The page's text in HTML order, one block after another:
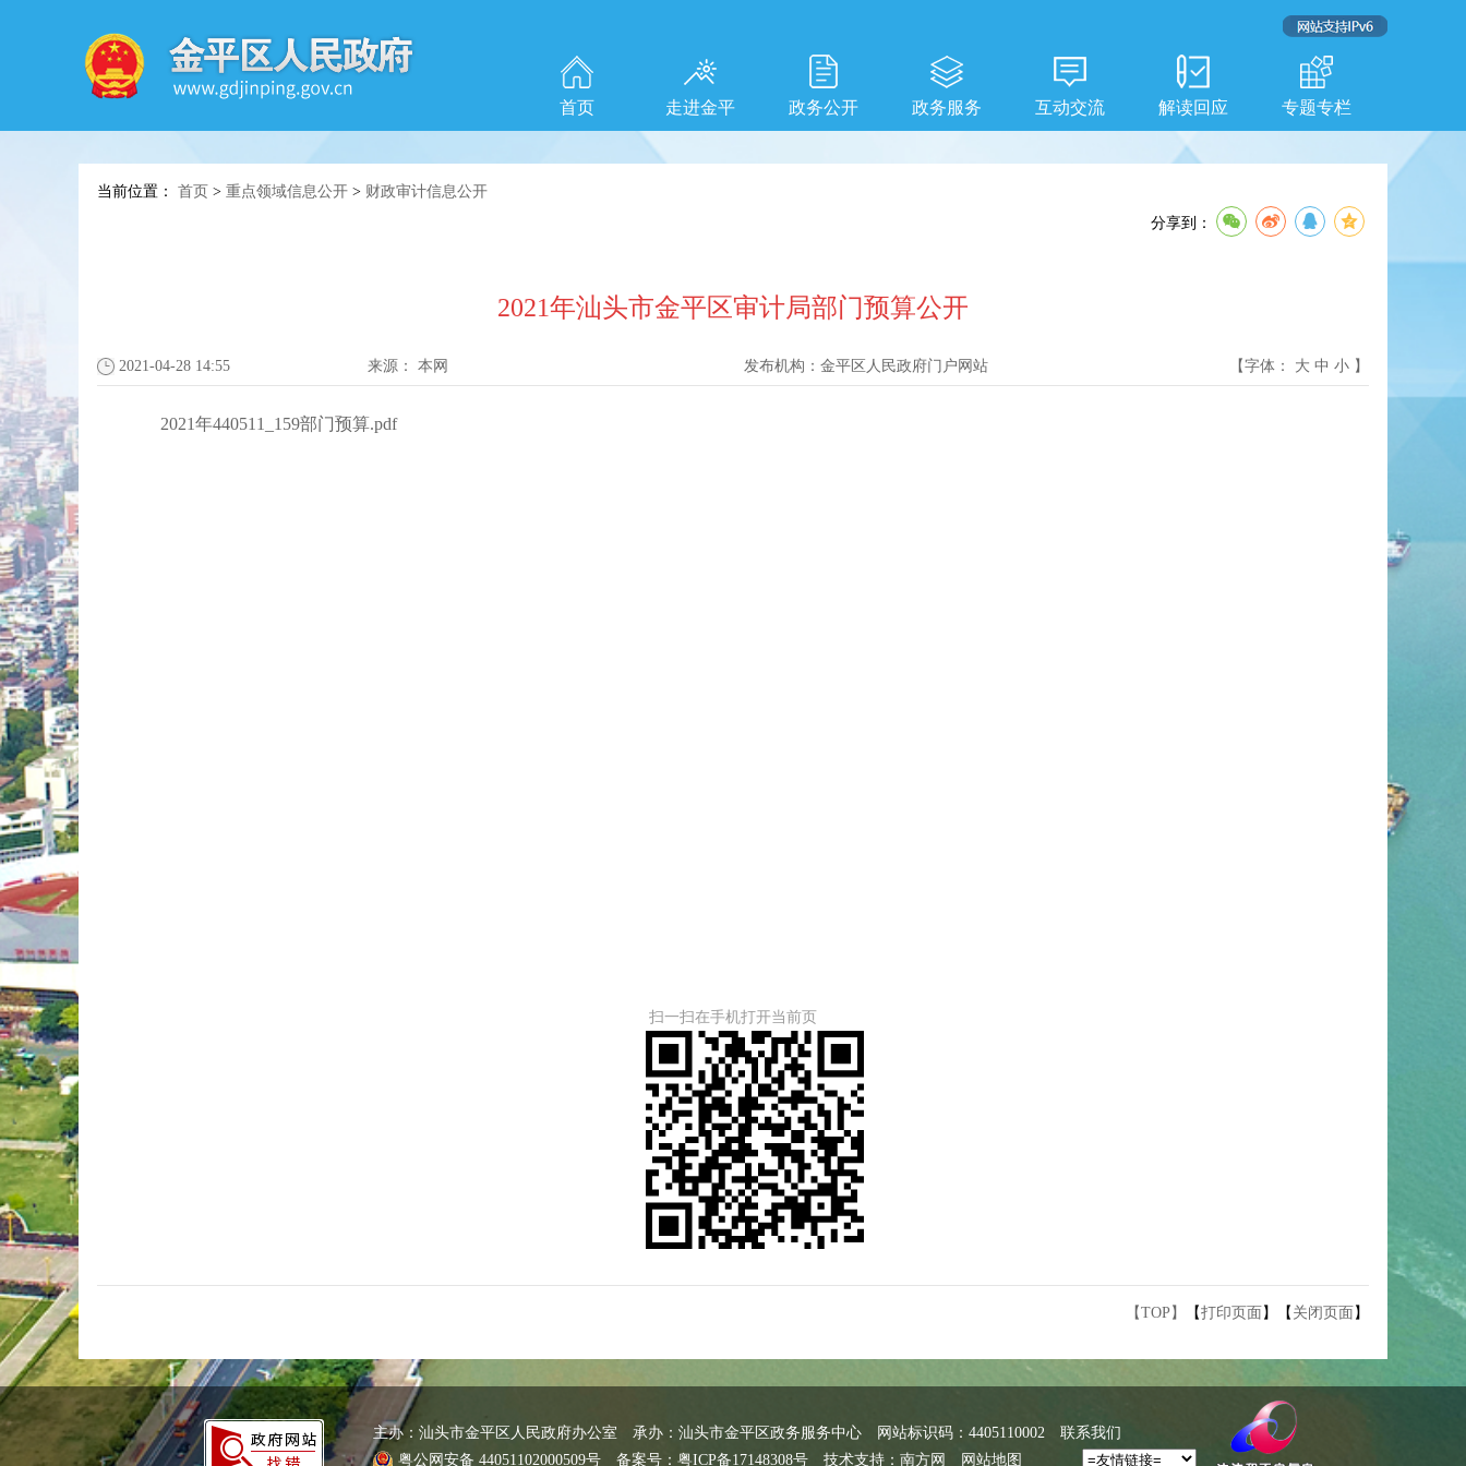
首页 走进金平 政务公开 政务服务 互动交流 解读回应 专题专栏
当前位置： 首页 > 重点领域信息公开 > 财政审计信息公开
分享到：
2021年汕头市金平区审计局部门预算公开
2021-04-28 14:55 来源： 本网 发布机构： 金平区人民政府门户网站 【字体： 大 中 小 】
2021年440511_159部门预算.pdf
扫一扫在手机打开当前页
【TOP】 【打印页面 】【 关闭页面 】
主办：汕头市金平区人民政府办公室 承办：汕头市金平区政务服务中心 网站标识码：4405110002
联系我们
粤公网安备 44051102000509号
备案号：粤ICP备17148308号 技术支持：南方网 网站地图